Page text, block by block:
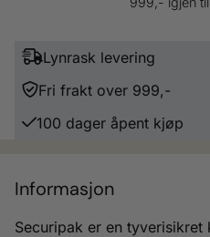
Lynrask levering
Fri frakt over 999,-
100 dager åpent kjøp
Informasjon
Securipak er en